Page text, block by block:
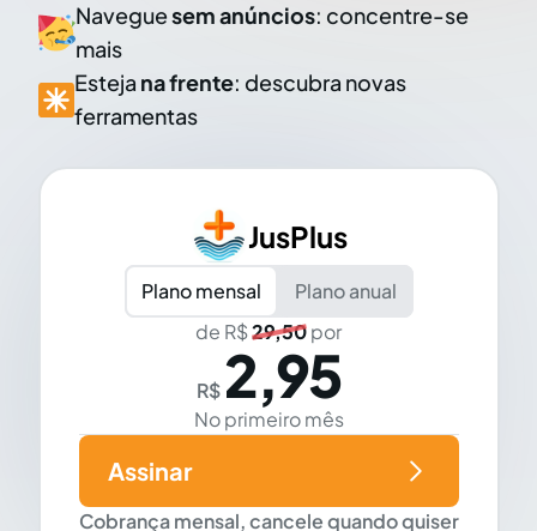
Naveguesem anúncios: concentre-se
mais
Esteja na frente: descubra novas
ferramentas
JusPlus
Plano mensal
Plano anual
de R$29,50por
R$ 2,95
No primeiro mês
Cobrança mensal, cancele quando quiser
Assinar